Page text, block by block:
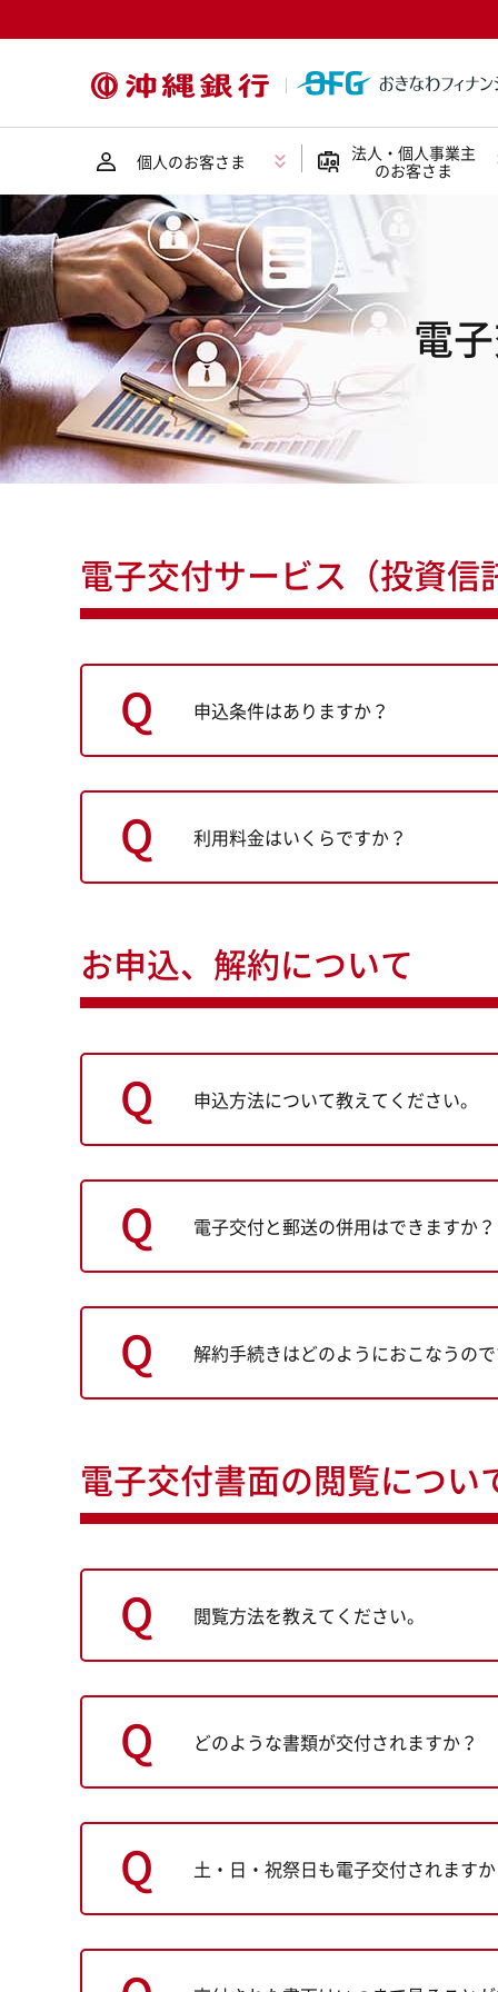
個人のお客さま
法人・個人事業主
のお客さま
電
電子交付サービス（投資信
申込条件はありますか？
利用料金はいくらですか？
お申込、解約について
申込方法について教えてください。
電子交付と郵送の併用はできますか？
解約手続きはどのようにおこなうの
電子交付書面の閲覧につい
閲覧方法を教えてください。
どのような書類が交付されますか？
土・日・祝祭日も電子交付されます